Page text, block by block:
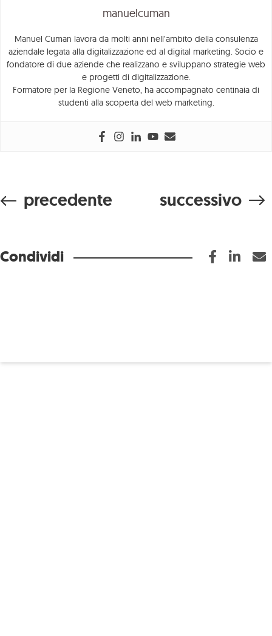
Condividi
manuelcuman
Manuel Cuman lavora da molti anni nell’ambito della consulenza
aziendale legata alla digitalizzazione ed al digital marketing. Socio e
fondatore di due aziende che realizzano e sviluppano strategie web
e progetti di digitalizzazione.
Formatore per la Regione Veneto, ha accompagnato centinaia di
studenti alla scoperta del web marketing.
precedente successivo